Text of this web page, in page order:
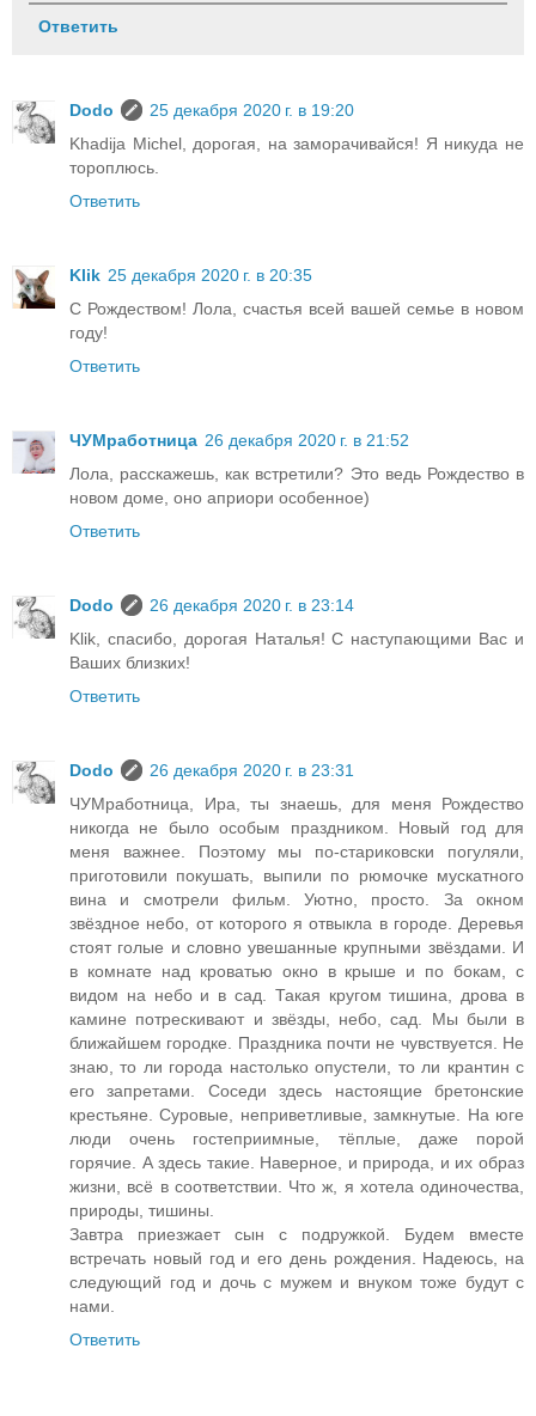
Ответить
Dodo
25 декабря 2020 г. в 19:20
Khadija Michel, дорогая, на заморачивайся! Я никуда не
тороплюсь.
Ответить
Klik 25 декабря 2020 г. в 20:35
С Рождеством! Лола, счастья всей вашей семье в новом
году!
Ответить
ЧУМработница 26 декабря 2020 г. в 21:52
Лола, расскажешь, как встретили? Это ведь Рождество в
новом доме, оно априори особенное)
Ответить
Dodo
26 декабря 2020 г. в 23:14
Klik, спасибо, дорогая Наталья! С наступающими Вас и
Ваших близких!
Ответить
Dodo
26 декабря 2020 г. в 23:31
ЧУМработница, Ира, ты знаешь, для меня Рождество
никогда не было особым праздником. Новый год для
меня важнее. Поэтому мы по-стариковски погуляли,
приготовили покушать, выпили по рюмочке мускатного
вина и смотрели фильм. Уютно, просто. За окном
звёздное небо, от которого я отвыкла в городе. Деревья
стоят голые и словно увешанные крупными звёздами. И
в комнате над кроватью окно в крыше и по бокам, с
видом на небо и в сад. Такая кругом тишина, дрова в
камине потрескивают и звёзды, небо, сад. Мы были в
ближайшем городке. Праздника почти не чувствуется. Не
знаю, то ли города настолько опустели, то ли крантин с
его запретами. Соседи здесь настоящие бретонские
крестьяне. Суровые, неприветливые, замкнутые. На юге
люди очень гостеприимные, тёплые, даже порой
горячие. А здесь такие. Наверное, и природа, и их образ
жизни, всё в соответствии. Что ж, я хотела одиночества,
природы, тишины.
Завтра приезжает сын с подружкой. Будем вместе
встречать новый год и его день рождения. Надеюсь, на
следующий год и дочь с мужем и внуком тоже будут с
нами.
Ответить